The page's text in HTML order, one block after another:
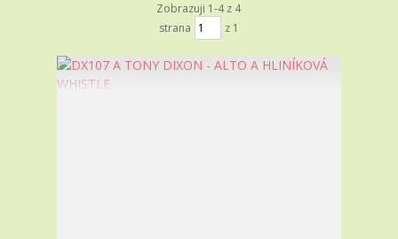
Zobrazuji 1-4 z 4
strana
z 1